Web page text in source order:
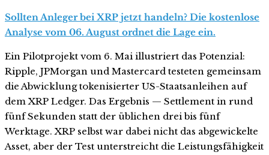
Sollten Anleger bei XRP jetzt handeln? Die kostenlose
Analyse vom 06. August ordnet die Lage ein.
Ein Pilotprojekt vom 6. Mai illustriert das Potenzial:
Ripple, JPMorgan und Mastercard testeten gemeinsam
die Abwicklung tokenisierter US-Staatsanleihen auf
dem XRP Ledger. Das Ergebnis — Settlement in rund
fünf Sekunden statt der üblichen drei bis fünf
Werktage. XRP selbst war dabei nicht das abgewickelte
Asset, aber der Test unterstreicht die Leistungsfähigkeit